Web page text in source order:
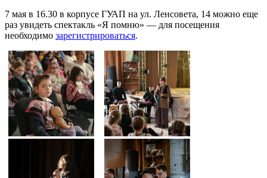
7 мая в 16.30 в корпусе ГУАП на ул. Ленсовета, 14 можно еще
раз увидеть спектакль «Я помню» — для посещения
необходимо зарегистрироваться.